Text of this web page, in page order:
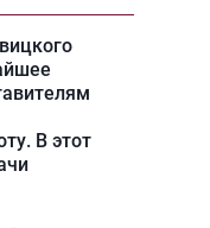
В этот